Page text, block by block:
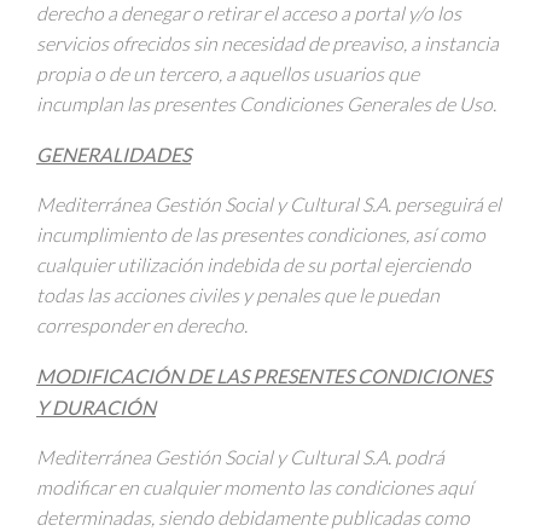
derecho a denegar o retirar el acceso a portal y/o los
servicios ofrecidos sin necesidad de preaviso, a instancia
propia o de un tercero, a aquellos usuarios que
incumplan las presentes Condiciones Generales de Uso.
GENERALIDADES
Mediterránea Gestión Social y Cultural S.A. perseguirá el
incumplimiento de las presentes condiciones, así como
cualquier utilización indebida de su portal ejerciendo
todas las acciones civiles y penales que le puedan
corresponder en derecho.
MODIFICACIÓN DE LAS PRESENTES CONDICIONES
Y DURACIÓN
Mediterránea Gestión Social y Cultural S.A. podrá
modificar en cualquier momento las condiciones aquí
determinadas, siendo debidamente publicadas como